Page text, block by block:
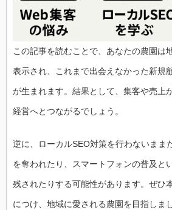
この記事を読むことで、あなたの農園は
表示され、これまで出会えなかった新規
が生まれます。結果として、集客や売上
経営へとつながるでしょう。
逆に、ローカルSEO対策を行わないまま
を奪われたり、スマートフォンの普及と
残されたりする可能性があります。ぜひ
につけ、地域に愛される農園を目指しま